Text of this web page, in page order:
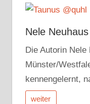
Nele Neuhaus
Die Autorin
Münster/
kennengelernt,
weiter